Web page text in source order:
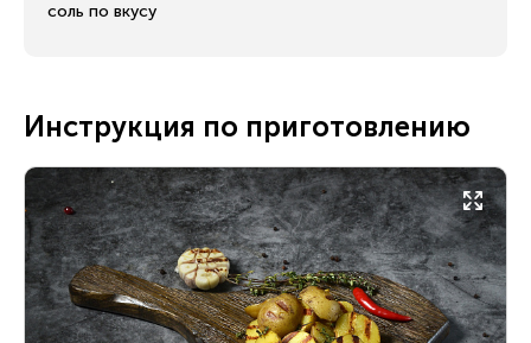
соль по вкусу
Инструкция по приготовлению